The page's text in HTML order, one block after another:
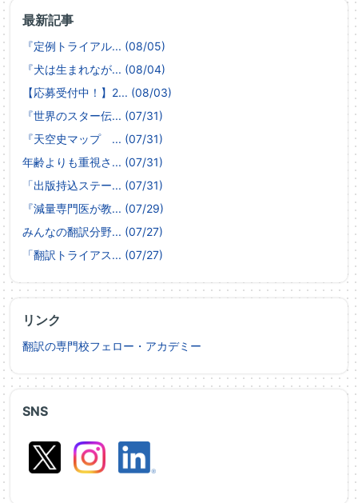
SNS
最新記事
『定例トライアル... (08/05)
『犬は生まれなが... (08/04)
【応募受付中！】2... (08/03)
『世界のスター伝... (07/31)
『天空史マップ ... (07/31)
年齢よりも重視さ... (07/31)
「出版持込ステー... (07/31)
『減量専門医が教... (07/29)
みんなの翻訳分野... (07/27)
「翻訳トライアス... (07/27)
リンク
翻訳の専門校フェロー・アカデミー